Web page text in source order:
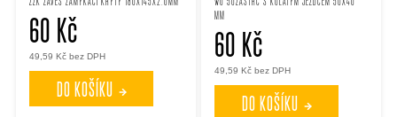
49,59 Kč bez DPH
60 Kč
DO KOŠÍKU
MM
49,59 Kč bez DPH
60 Kč
DO KOŠÍKU